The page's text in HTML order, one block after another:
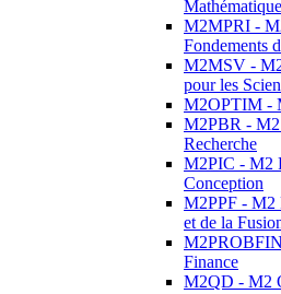
Mathématique
M2MPRI -
Fondements
M2MSV -
pour les
M2OPTIM -
M2PBR - M2
Recherche
M2PIC - M2
Conception
M2PPF - M2
et de la
Finance
M2QD - M2